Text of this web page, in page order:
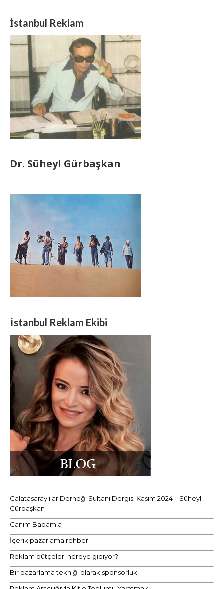
İstanbul Reklam
Dr. Süheyl Gürbaşkan
İstanbul Reklam Ekibi
Galatasaraylılar Derneği Sultani Dergisi Kasım 2024 – Süheyl
Gürbaşkan
Canım Babam’a
İçerik pazarlama rehberi
Reklam bütçeleri nereye gidiyor?
Bir pazarlama tekniği olarak sponsorluk